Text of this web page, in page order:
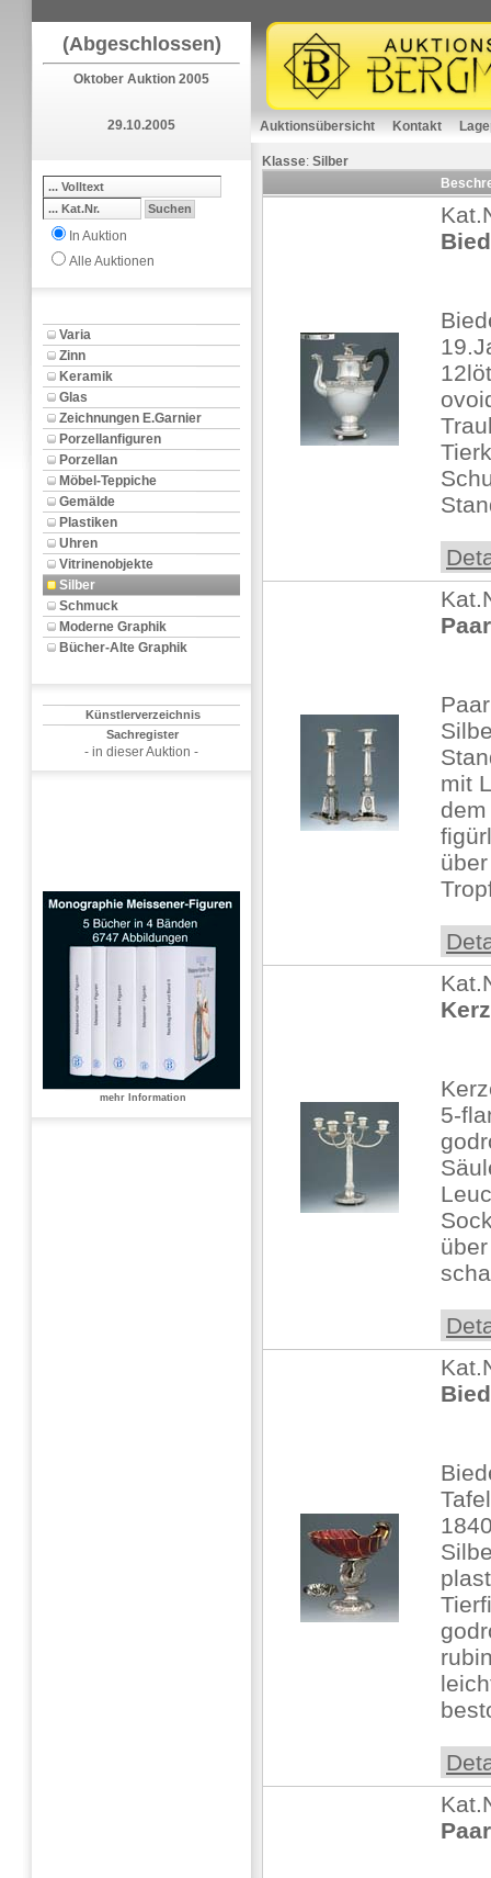
(Abgeschlossen)
Oktober Auktion 2005
29.10.2005
In Auktion
Alle Auktionen
Varia
Zinn
Keramik
Glas
Zeichnungen E.Garnier
Porzellanfiguren
Porzellan
Möbel-Teppiche
Gemälde
Plastiken
Uhren
Vitrinenobjekte
Silber
Schmuck
Moderne Graphik
Bücher-Alte Graphik
Künstlerverzeichnis
Sachregister
- in dieser Auktion -
mehr Information
Auktionsübersicht Kontakt
Klasse: Silber
mit
5-